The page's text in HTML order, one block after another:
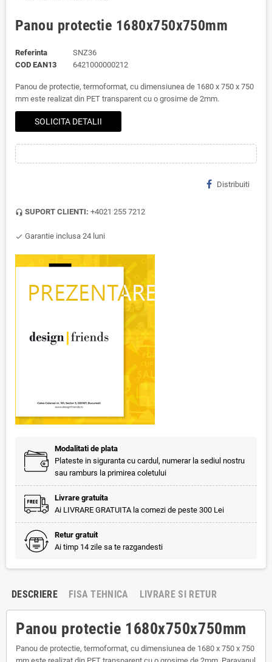
Panou protectie 1680x750x750mm
Referinta
SNZ36
COD EAN13
6421000000212
Panou de protectie, termoformat, cu dimensiunea de 1680 x 750 x 750
mm este realizat din PET transparent cu o grosime de 2mm.
SOLICITA DETALII
Distribuiti
headset_mic SUPORT CLIENTI: +4021 255 7212
check Garantie inclusa 24 luni
Modalitati de plata
Plateste in siguranta cu cardul, numerar la sediul nostru
sau ramburs la primirea coletului
Livrare gratuita
Ai LIVRARE GRATUITA la comezi de peste 300 Lei
Retur gratuit
Ai timp 14 zile sa te razgandesti
DESCRIERE FISA TEHNICA LIVRARE SI RETUR
Panou protectie 1680x750x750mm
Panou de protectie, termoformat, cu dimensiunea de 1680 x 750 x 750